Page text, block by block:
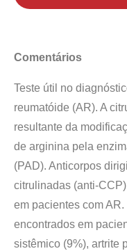
Comentários
Teste útil no
reumatóide (AR). A
resultante da
de arginina pela
(PAD). Anticorpos
citrulinadas (anti-
em pacientes com
encontrados em
sistêmico (9%), artrite